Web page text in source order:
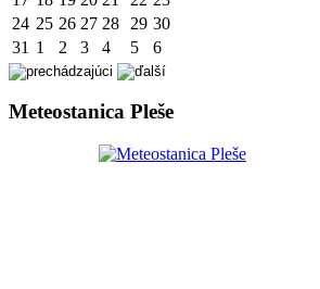
24 25 26 27 28 29 30
31 1 2 3 4 5 6
Meteostanica Pleše